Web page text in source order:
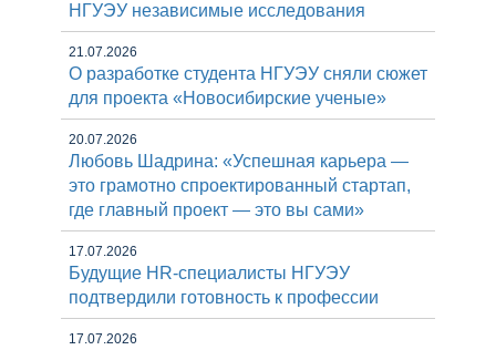
НГУЭУ независимые исследования
21.07.2026
О разработке студента НГУЭУ сняли сюжет
для проекта «Новосибирские ученые»
20.07.2026
Любовь Шадрина: «Успешная карьера —
это грамотно спроектированный стартап,
где главный проект — это вы сами»
17.07.2026
Будущие HR-специалисты НГУЭУ
подтвердили готовность к профессии
17.07.2026